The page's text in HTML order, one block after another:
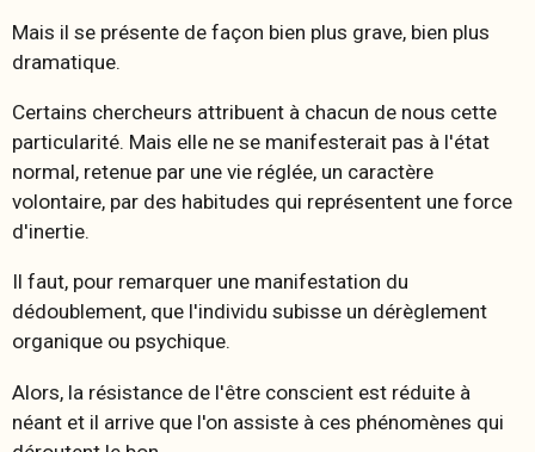
Mais il se présente de façon bien plus grave, bien plus
dramatique.
Certains chercheurs attribuent à chacun de nous cette
particularité. Mais elle ne se manifesterait pas à l'état
normal, retenue par une vie réglée, un caractère
volontaire, par des habitudes qui représentent une force
d'inertie.
Il faut, pour remarquer une manifestation du
dédoublement, que l'individu subisse un dérèglement
organique ou psychique.
Alors, la résistance de l'être conscient est réduite à
néant et il arrive que l'on assiste à ces phénomènes qui